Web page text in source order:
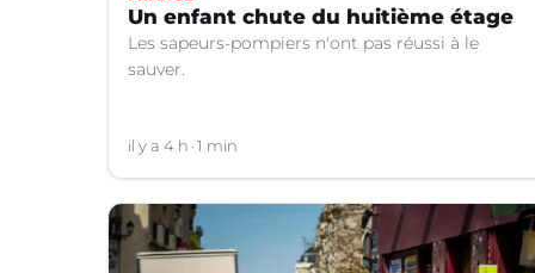
Un enfant chute du huitième étage
Les sapeurs-pompiers n'ont pas réussi à le
sauver.
il y a 4 h 1 min